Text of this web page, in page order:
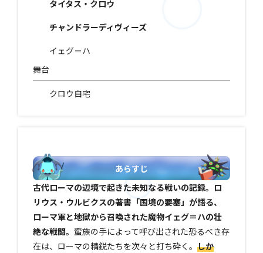
タイタス・クロウ
チャンドラーディヴィーズ
イェグ＝ハ
舞台
クロウ自宅
あらすじ
古代ローマの辺境で起きた未知なる戦いの記録。ロ
リウス・ウルビクスの著書「国境の要塞」が語る、
ローマ軍と地獄から召喚された魔物イェグ＝ハの壮
絶な戦闘。蛮族の手によって呼び出された恐るべき存
在は、ローマの精鋭たちを次々と打ち砕く。しか